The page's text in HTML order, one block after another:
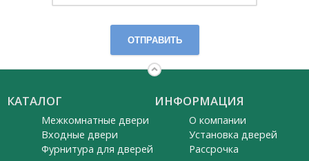
ОТПРАВИТЬ
КАТАЛОГ
Межкомнатные двери
Входные двери
Фурнитура для дверей
ИНФОРМАЦИЯ
О компании
Установка дверей
Рассрочка